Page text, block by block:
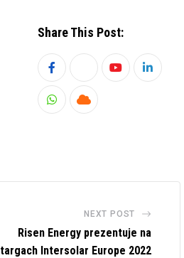
Share This Post:
YoutubeLinkedIn
Whatsapp
Cloud
NEXT POST
Risen Energy prezentuje na
targach Intersolar Europe 2022